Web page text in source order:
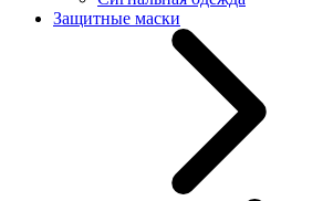
Защитные маски